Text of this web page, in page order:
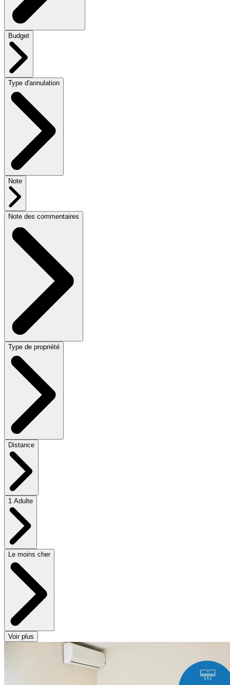
Budget
Type d'annulation
Note
Note des commentaires
Type de propriété
Distance
1 Adulte
Le moins cher
Voir plus